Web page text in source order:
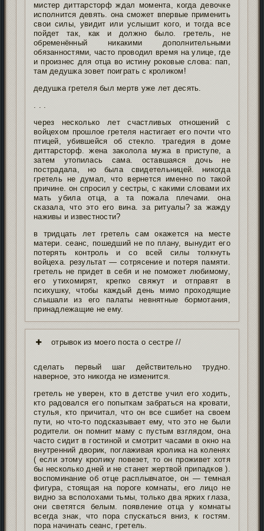
мистер диттарсторф ждал момента, когда девочке
исполнится девять. она сможет впервые применить
свои силы, увидит или услышит кого, и тогда все
пойдет так, как и должно было. гретель, не
обременённый никакими дополнительными
обязанностями, часто проводил время на улице, где
и произнес для отца во истину роковые слова: пап,
там дедушка зовет поиграть с кроликом!
дедушка гретеля был мертв уже лет десять.
. . .
через несколько лет счастливых отношений с
войцехом прошлое гретеля настигает его почти что
птицей, убившейся об стекло. трагедия в доме
диттарсторф. жена заколола мужа в приступе, а
затем утопилась сама. оставшаяся дочь не
пострадала, но была свидетельницей. никогда
гретель не думал, что вернется именно по такой
причине. он спросил у сестры, с какими словами их
мать убила отца, а та пожала плечами. она
сказала, что это его вина. за ритуалы? за жажду
наживы и известности?
в тридцать лет гретель сам окажется на месте
матери. сеанс, пошедший не по плану, вынудит его
потерять контроль и со всей силы толкнуть
войцеха. результат — сотрясение и потеря памяти.
гретель не придет в себя и не поможет любимому,
его утихомирят, крепко свяжут и отправят в
психушку, чтобы каждый день мимо проходящие
слышали из его палаты невнятные бормотания,
принадлежащие не ему.
отрывок из моего поста о сестре //
сделать первый шаг действительно трудно.
наверное, это никогда не изменится.
гретель не уверен, кто в детстве учил его ходить,
кто радовался его попыткам забраться на кровати,
стулья, кто причитал, что он все сшибет на своем
пути, но что-то подсказывает ему, что это не были
родители. он помнит маму с пустым взглядом, она
часто сидит в гостиной и смотрит часами в окно на
внутренний дворик, поглаживая кролика на коленях
( если этому кролику повезет, то он проживет хотя
бы несколько дней и не станет жертвой припадков ).
воспоминание об отце расплывчатое, он — темная
фигура, стоящая на пороге комнаты, его лицо не
видно за всполохами тьмы, только два ярких глаза,
они светятся белым. появление отца у комнаты
всегда знак, что пора спускаться вниз, к гостям.
пора начинать сеанс, гретель.